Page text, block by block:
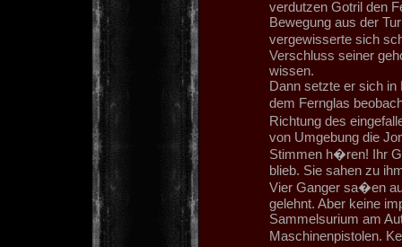
verdutzen Gotril den
Bewegung aus der
vergewisserte sich
Verschluss seiner
wissen.
Dann setzte er sich in
dem Fernglas
Richtung des
von Umgebung die
Stimmen h�ren! Ihr
blieb. Sie sahen zu
Vier Ganger sa�en
gelehnt. Aber keine
Sammelsurium am
Maschinenpistolen.